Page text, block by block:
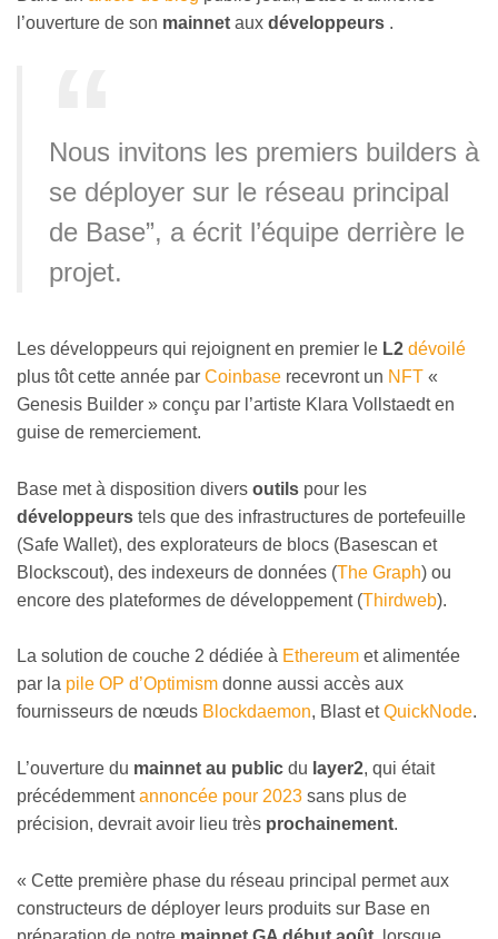
l’ouverture de son mainnet aux développeurs .
Nous invitons les premiers builders à
se déployer sur le réseau principal
de Base”, a écrit l’équipe derrière le
projet.
Les développeurs qui rejoignent en premier le L2 dévoilé
plus tôt cette année par Coinbase recevront un NFT «
Genesis Builder » conçu par l’artiste Klara Vollstaedt en
guise de remerciement.
Base met à disposition divers outils pour les
développeurs tels que des infrastructures de portefeuille
(Safe Wallet), des explorateurs de blocs (Basescan et
Blockscout), des indexeurs de données (The Graph) ou
encore des plateformes de développement (Thirdweb).
La solution de couche 2 dédiée à Ethereum et alimentée
par la pile OP d’Optimism donne aussi accès aux
fournisseurs de nœuds Blockdaemon, Blast etQuickNode.
L’ouverture du mainnet au public du layer2, qui était
précédemmentannoncée pour 2023 sans plus de
précision, devrait avoir lieu très prochainement.
« Cette première phase du réseau principal permet aux
constructeurs de déployer leurs produits sur Base en